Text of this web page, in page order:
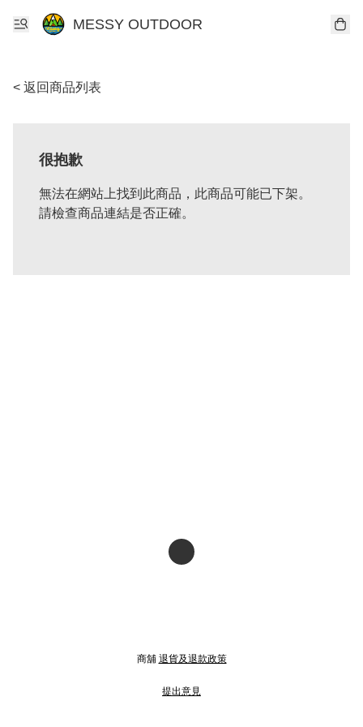
MESSY OUTDOOR
< 返回商品列表
很抱歉
無法在網站上找到此商品，此商品可能已下架。
請檢查商品連結是否正確。
商舖 退貨及退款政策
提出意見